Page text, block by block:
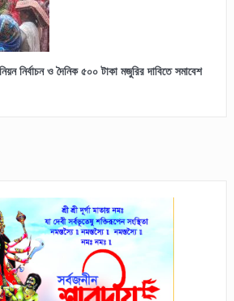
নির্বাচন ও দৈনিক ৫০০ টাকা মজুরির দাবিতে সমাবেশ